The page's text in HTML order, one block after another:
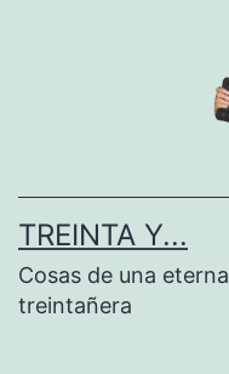
TREINTA Y...
Cosas de una eterna
treintañera